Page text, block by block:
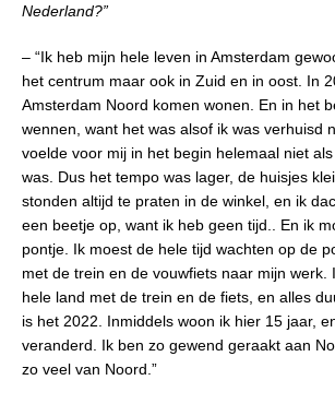
Nederland?”
– “Ik heb mijn hele leven in Amsterdam
het centrum maar ook in Zuid en in oost. In
Amsterdam Noord komen wonen. En in het
wennen, want het was alsof ik was verhuisd
voelde voor mij in het begin helemaal niet
was. Dus het tempo was lager, de huisjes
stonden altijd te praten in de winkel, en ik
een beetje op, want ik heb geen tijd.. En ik
pontje. Ik moest de hele tijd wachten op de
met de trein en de vouwfiets naar mijn werk.
hele land met de trein en de fiets, en alles
is het 2022. Inmiddels woon ik hier 15 jaar,
veranderd. Ik ben zo gewend geraakt aan
zo veel van Noord.”